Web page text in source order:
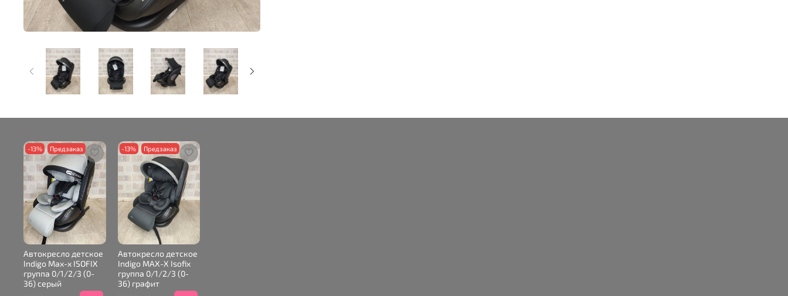
-13% Предзаказ
Автокресло детское
Indigo Max-x ISOFIX
группа 0/1/2/3 (0-
36) серый
-13% Предзаказ
Автокресло детское
Indigo MAX-X Isofix
группа 0/1/2/3 (0-
36) графит